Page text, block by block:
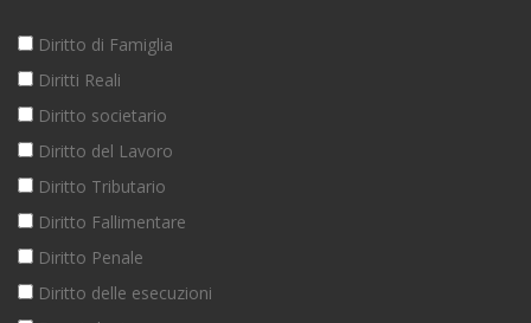
Diritto di Famiglia
Diritti Reali
Diritto societario
Diritto del Lavoro
Diritto Tributario
Diritto Fallimentare
Diritto Penale
Diritto delle esecuzioni